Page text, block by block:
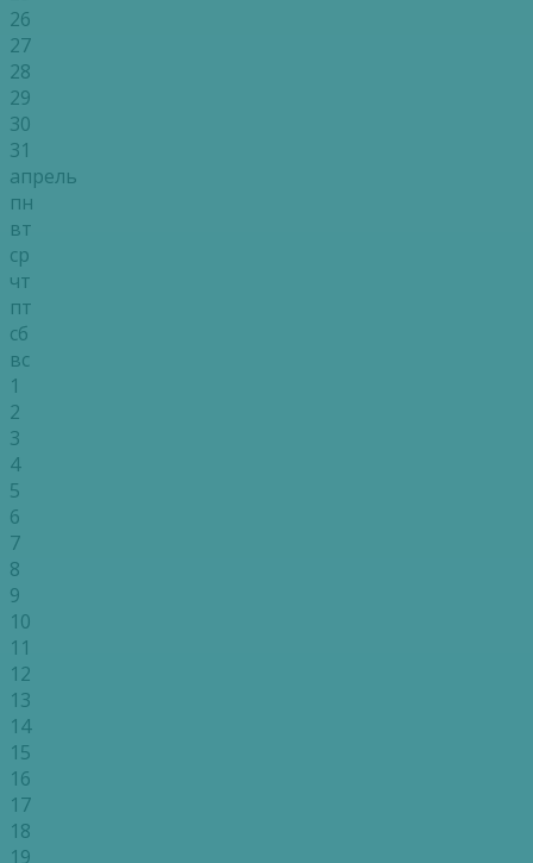
26
27
28
29
30
31
апрель
пн
вт
ср
чт
пт
сб
вс
1
2
3
4
5
6
7
8
9
10
11
12
13
14
15
16
17
18
19